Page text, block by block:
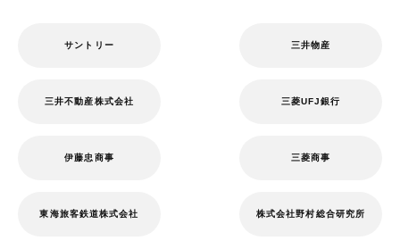
サントリー 三井物産
三井不動産株式会社 三菱UFJ銀行
伊藤忠商事 三菱商事
東海旅客鉄道株式会社 株式会社野村総合研究所